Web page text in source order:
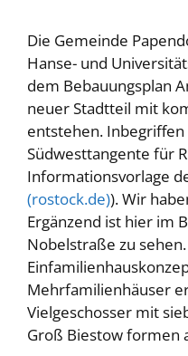
Die Gemeinde
Hanse- und
dem Bebauungsplan
neuer Stadtteil mit
entstehen.
Südwesttangente für
Informationsvorlage
(rostock.de)). Wir
Ergänzend ist hier im
Nobelstraße zu
Mehrfamilienhäuser
Vielgeschosser mit
Groß Biestow formen